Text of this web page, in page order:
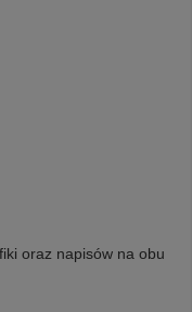
oraz napisów na obu